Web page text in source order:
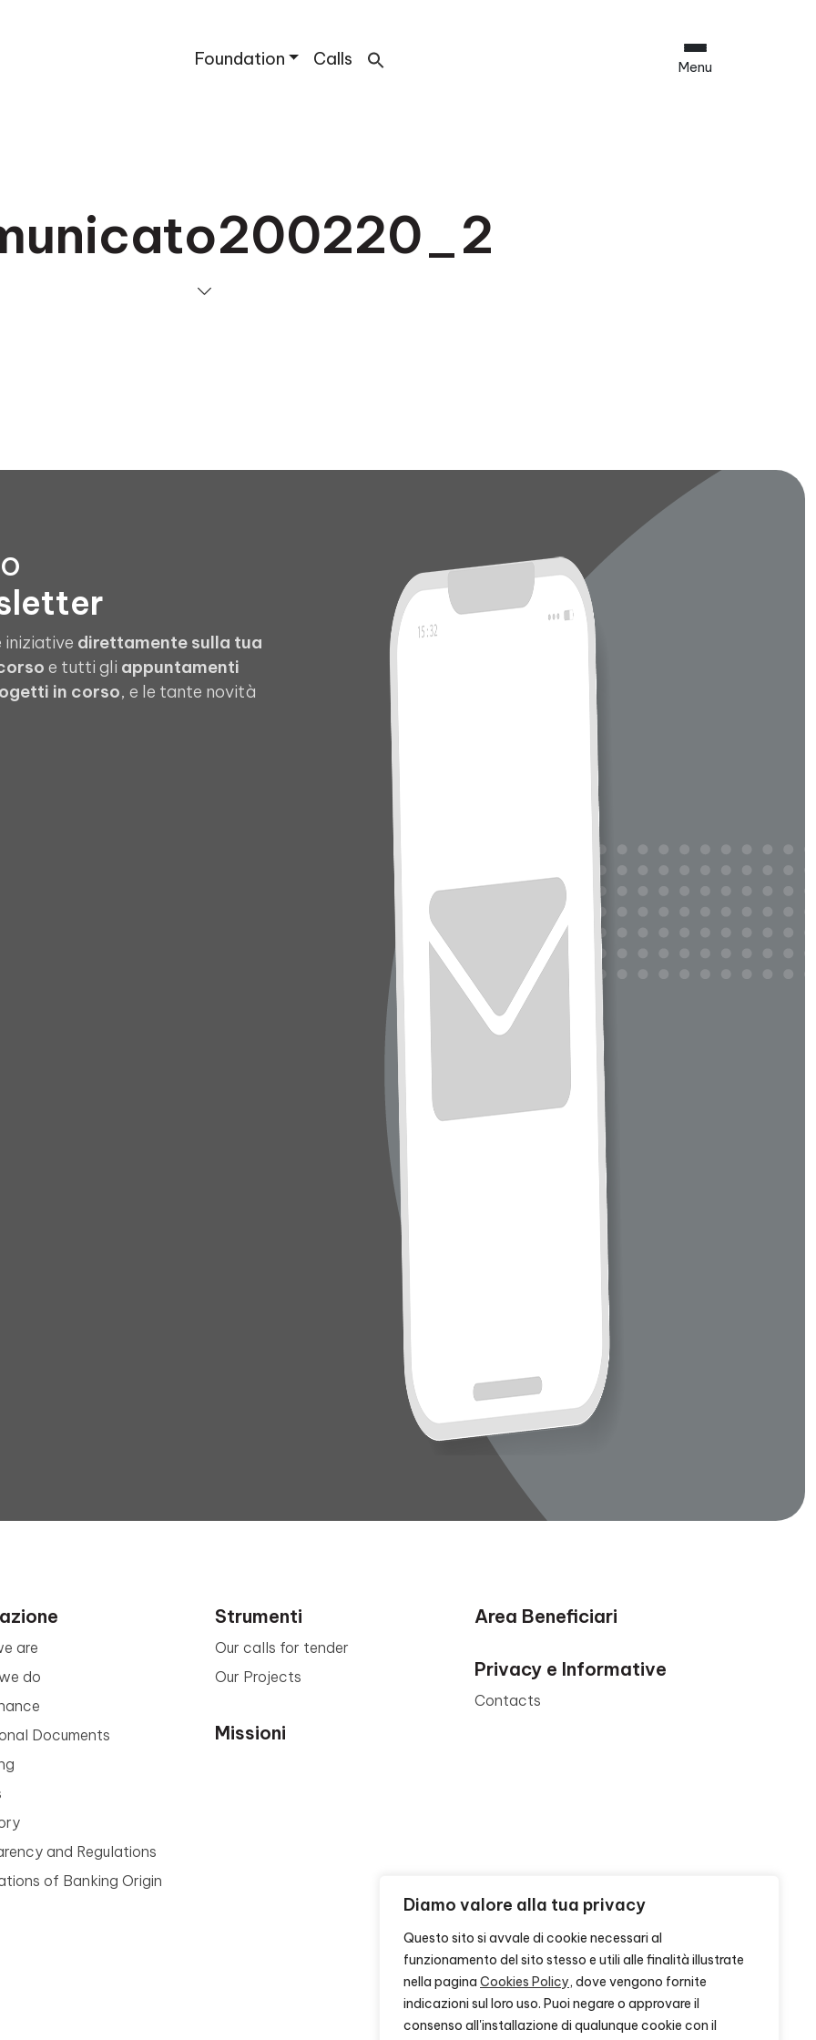
Diamo valore alla tua privacy
Questo sito si avvale di cookie necessari al
funzionamento del sito stesso e utili alle finalità illustrate
nella pagina Cookies Policy, dove vengono fornite
indicazioni sul loro uso. Puoi negare o approvare il
consenso all'installazione di qualunque cookie con il
Foundation Calls Menu
iniziative direttamente sulla tua
e tutti gli appuntamenti
in corso, e le tante novità
are
do
Documents
and Regulations
of Banking Origin
Strumenti
Our calls for tender
Our Projects
Missioni
Area Beneficiari
Privacy e Informative
Contacts